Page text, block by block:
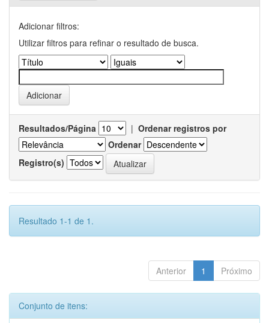
Adicionar filtros:
Utilizar filtros para refinar o resultado de busca.
Resultados/Página | Ordenar registros por
Ordenar
Registro(s)
Resultado 1-1 de 1.
Anterior 1 Próximo
Conjunto de itens: